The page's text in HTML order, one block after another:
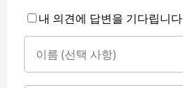
내 의견에 답변을 기다립니다